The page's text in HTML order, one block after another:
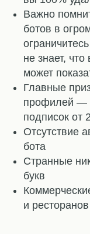
Важно
ботов в
не знает,
может
Главные
профилей —
подписок от
Отсутствие
бота
Странные
букв
и ресторанов